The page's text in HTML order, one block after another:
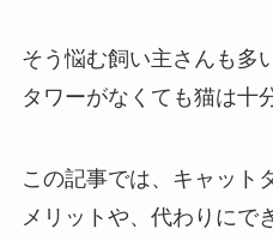
そう悩む飼い主さんも多
タワーがなくても猫は十
この記事では、キャット
メリットや、代わりにで